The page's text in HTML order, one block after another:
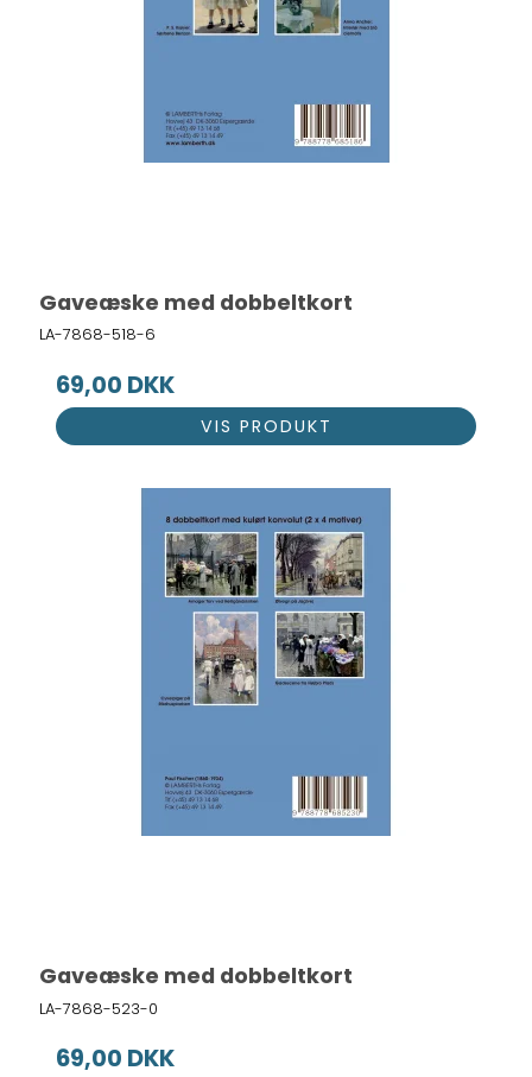
Gaveæske med dobbeltkort
LA-7868-518-6
69,00 DKK
VIS PRODUKT
Gaveæske med dobbeltkort
LA-7868-523-0
69,00 DKK